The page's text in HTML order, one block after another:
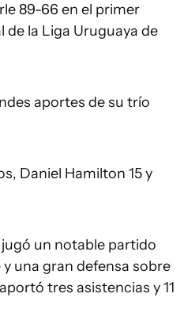
89-66 en el primer
de la Liga Uruguaya de
aportes de su trío
Daniel Hamilton 15 y
un notable partido
una gran defensa sobre
tres asistencias y 11